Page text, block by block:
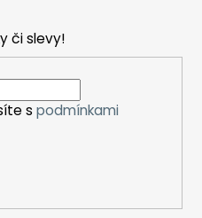
či slevy!
s podmínkami